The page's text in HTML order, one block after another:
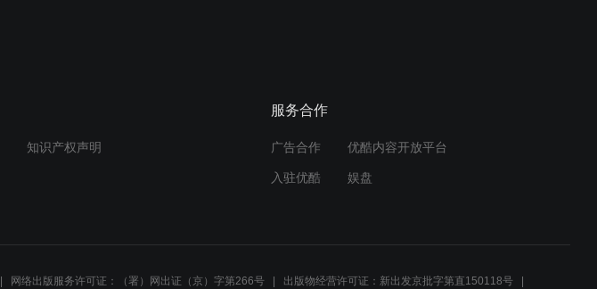
知识产权声明
服务合作
广告合作 优酷内容开放平台
入驻优酷 娱盘
网络出版服务许可证：（署）网出证（京）字第266号 出版物经营许可证：新出发京批字第直150118号